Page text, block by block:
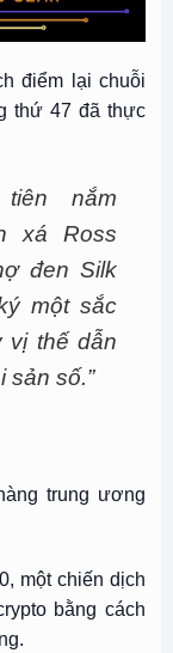
điểm lại chuỗi
thứ 47 đã thực
nắm
xá Ross
đen Silk
một sắc
vị thế dẫn
sản số.”
trung ương
một chiến dịch
bằng cách